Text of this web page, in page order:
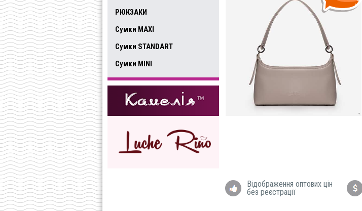
РЮКЗАКИ
Сумки MAXI
Сумки STANDART
Сумки MINI
Відображення оптових цін
без реєстрації